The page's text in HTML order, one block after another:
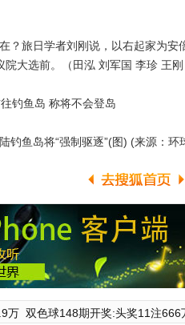
旅日学者刘刚说，以右起家为安
大选前。（田泓 刘军国 李珍 王
鱼岛 称将不会登岛
鱼岛将“强制驱逐”(图) (来源：环
万 双色球148期开奖:头奖11注666